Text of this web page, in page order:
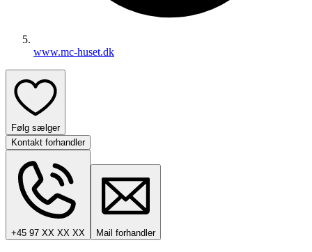
www.mc-huset.dk
Følg sælger
Kontakt forhandler
+45 97 XX XX XX Mail forhandler